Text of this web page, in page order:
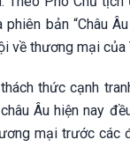
bản “Châu
về thương mại của
thức cạnh
Âu hiện nay
mại trước các